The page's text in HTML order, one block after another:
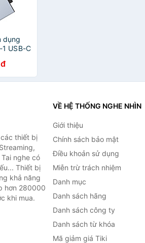
dụng
USB-C
thiết bị
nghe có
Thiết bị
khả năng
hơn 280000
khi mua.
VỀ HỆ THỐNG NGHE NHÌN
Giới thiệu
Chính sách bảo mật
Điều khoản sử dụng
Miễn trừ trách nhiệm
Danh mục
Danh sách hãng
Danh sách công ty
Danh sách từ khóa
Mã giảm giá Tiki